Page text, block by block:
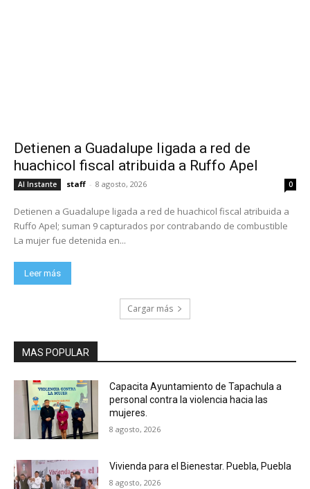
Detienen a Guadalupe ligada a red de
huachicol fiscal atribuida a Ruffo Apel
Al Instante staff - 8 agosto, 2026 0
Detienen a Guadalupe ligada a red de huachicol fiscal atribuida a
Ruffo Apel; suman 9 capturados por contrabando de combustible
La mujer fue detenida en...
Leer más
Cargar más
MAS POPULAR
Capacita Ayuntamiento de Tapachula a
personal contra la violencia hacia las
mujeres.
8 agosto, 2026
Vivienda para el Bienestar. Puebla, Puebla
8 agosto, 2026